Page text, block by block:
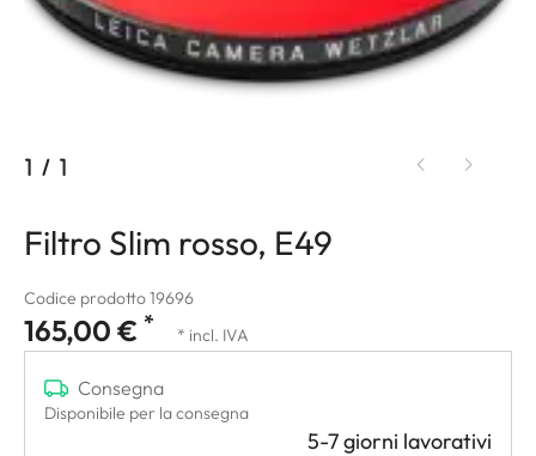
1 / 1
Filtro Slim rosso, E49
Codice prodotto 19696
165,00 € * * incl. IVA
Consegna
Disponibile per la consegna
5-7 giorni lavorativi